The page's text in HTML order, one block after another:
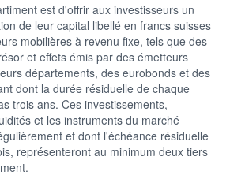
07/04
118,7
est d'offrir aux investisseurs un
de leur capital libellé en francs suisses
mobilières à revenu fixe, tels que des
et effets émis par des émetteurs
départements, des eurobonds et des
dont la durée résiduelle de chaque
trois ans. Ces investissements,
et les instruments du marché
et dont l'échéance résiduelle
représenteront au minimum deux tiers